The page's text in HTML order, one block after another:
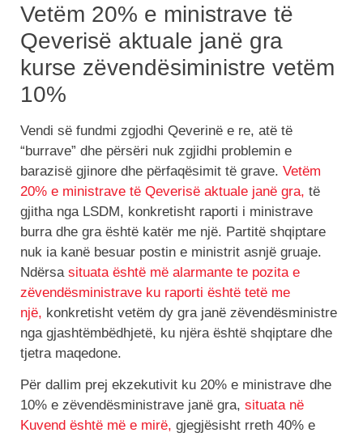
Vetëm 20% e ministrave të
Qeverisë aktuale janë gra
kurse zëvendësiministre vetëm
10%
Vendi së fundmi zgjodhi Qeverinë e re, atë të
“burrave” dhe përsëri nuk zgjidhi problemin e
barazisë gjinore dhe përfaqësimit të grave. Vetëm
20% e ministrave të Qeverisë aktuale janë gra, të
gjitha nga LSDM, konkretisht raporti i ministrave
burra dhe gra është katër me një. Partitë shqiptare
nuk ia kanë besuar postin e ministrit asnjë gruaje.
Ndërsa situata është më alarmante te pozita e
zëvendësministrave ku raporti është tetë me
një, konkretisht vetëm dy gra janë zëvendësministre
nga gjashtëmbëdhjetë, ku njëra është shqiptare dhe
tjetra maqedone.
Për dallim prej ekzekutivit ku 20% e ministrave dhe
10% e zëvendësministrave janë gra, situata në
Kuvend është më e mirë, gjegjësisht rreth 40% e